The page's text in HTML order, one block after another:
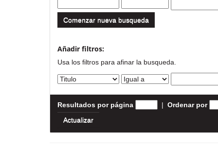
Comenzar nueva busqueda
Añadir filtros:
Usa los filtros para afinar la busqueda.
Resultados por página | Ordenar por